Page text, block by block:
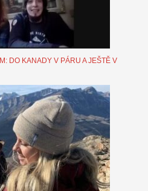
DO KANADY V PÁRU A JEŠTĚ V